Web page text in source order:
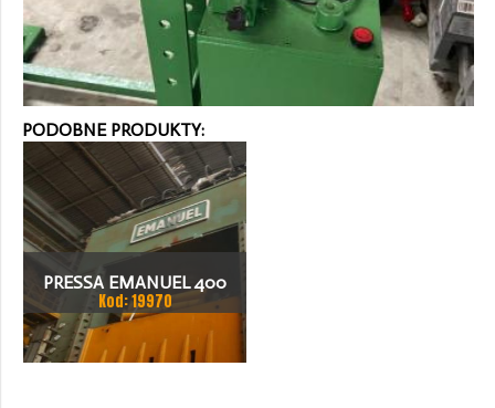
PODOBNE PRODUKTY:
PRESSA EMANUEL 400
TON PRASA MECHANICZNA
Kod: 19970